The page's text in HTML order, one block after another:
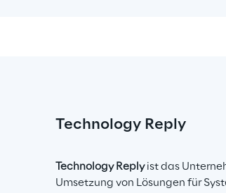
Technology Reply
Technology Reply ist das
Umsetzung von Lösungen für